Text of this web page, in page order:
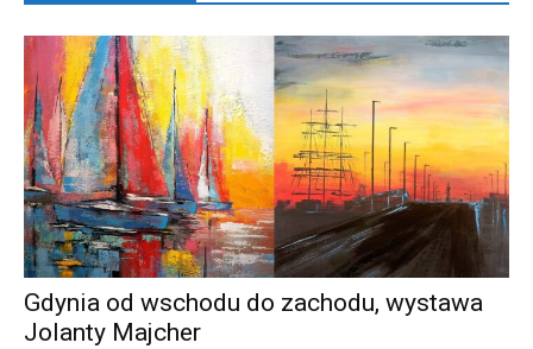
Gdynia od wschodu do zachodu, wystawa
Jolanty Majcher